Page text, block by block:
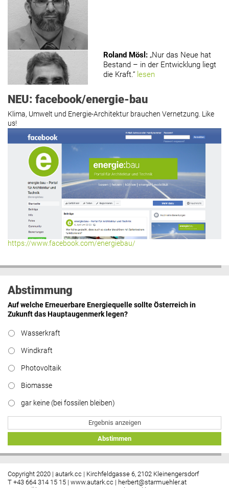
Roland Mösl : „Nur das Neue hat
Bestand – in der Entwicklung liegt
die Kraft.“ lesen
Roland Mösl: „Man wollte wohl
Kasse machen statt neue Produkte
erfinden.“ lesen
Hier geht’s zu allen Kommentaren
NEU: facebook/energie-bau
Klima, Umwelt und Energie-Architektur brauchen Vernetzung. Like
us!
https://www.facebook.com/energiebau/
Abstimmung
Auf welche Erneuerbare Energiequelle sollte Österreich in
Zukunft das Hauptaugenmerk legen?
Wasserkraft
Windkraft
Photovoltaik
Biomasse
gar keine (bei fossilen bleiben)
Ergebnis anzeigen
Abstimmen
Copyright 2020 | autark.cc | Kirchfeldgasse 6, 2102 Kleinengersdorf
T +43 664 314 15 15 | www.autark.cc | herbert@starmuehler.at